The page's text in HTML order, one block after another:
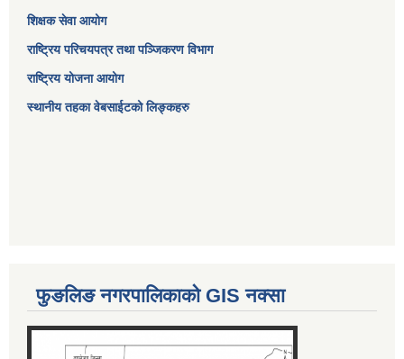
शिक्षक सेवा आयोग
राष्ट्रिय परिचयपत्र तथा पञ्जिकरण विभाग
राष्ट्रिय योजना आयोग
स्थानीय तहका वेबसाईटको लिङ्कहरु
फुङलिङ नगरपालिकाको GIS नक्सा